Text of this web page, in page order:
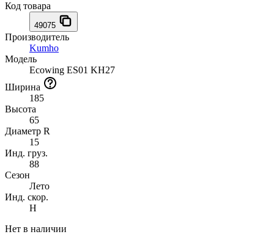
Код товара
49075
Производитель
Kumho
Модель
Ecowing ES01 KH27
Ширина
185
Высота
65
Диаметр R
15
Инд. груз.
88
Сезон
Лето
Инд. скор.
H
Нет в наличии